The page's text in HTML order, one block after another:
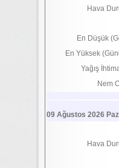
Hava
En Düşük
En Yüksek
Yağış
Nem
09 Ağustos 2026
Hava